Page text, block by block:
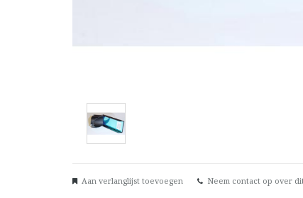
Aan verlanglijst toevoegen Neem contact op over